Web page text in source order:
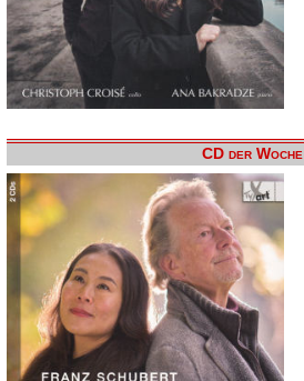
CD der Woche